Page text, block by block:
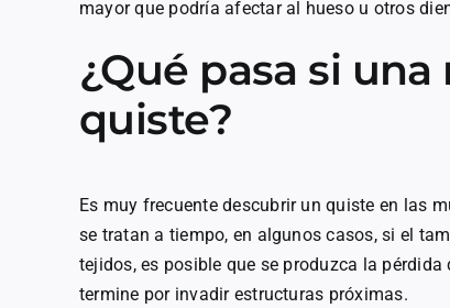
mayor que podría afectar al hueso u otros
¿Qué pasa si
quiste?
Es muy frecuente descubrir un quiste en las
se tratan a tiempo, en algunos casos, si el
tejidos, es posible que se produzca la
termine por invadir estructuras próximas.